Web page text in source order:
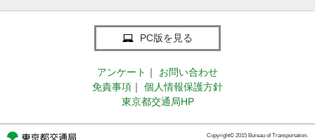
PC版を見る
アンケート ｜
お問い合わせ
免責事項 ｜
個人情報保護方針
東京都交通局HP
Copyright© 2015 Bureau of Transportation.